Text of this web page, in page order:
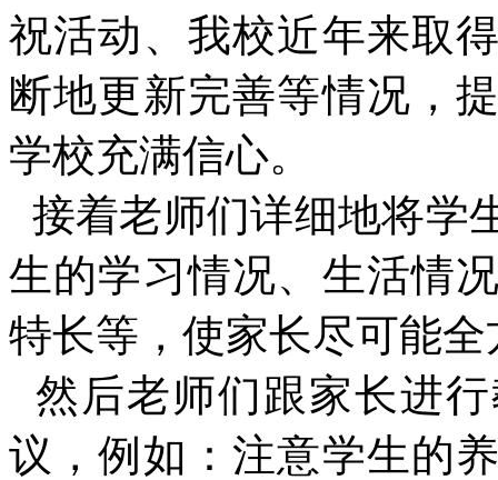
祝活动、我校近年来取
断地更新完善等情况，
学校充满信心。
接着老师们详细地将学
生的学习情况、生活情
特长等，使家长尽可能
然后老师们跟家长进
议，例如：注意学生的